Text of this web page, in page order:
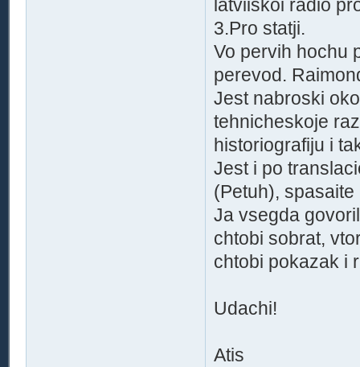
latviiskoi radio
3.Pro statji.
Vo pervih hochu
perevod.
Jest nabroski
tehnicheskoje
historiografiju i
Jest i po
(Petuh), spasaite
Ja vsegda
chtobi sobrat,
chtobi pokazak i
Udachi!
Atis